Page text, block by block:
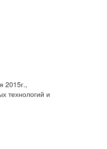
2015г.,
технологий и